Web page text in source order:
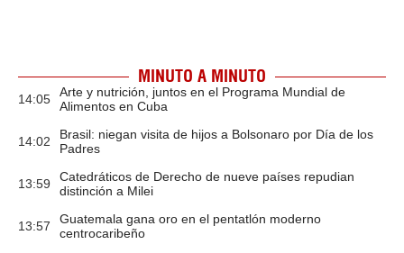
MINUTO A MINUTO
14:05
Arte y nutrición, juntos en el Programa Mundial de
Alimentos en Cuba
14:02
Brasil: niegan visita de hijos a Bolsonaro por Día de los
Padres
13:59
Catedráticos de Derecho de nueve países repudian
distinción a Milei
13:57
Guatemala gana oro en el pentatlón moderno
centrocaribeño